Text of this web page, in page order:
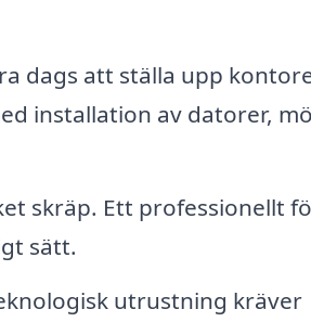
dags att ställa upp
installation av datorer,
skräp. Ett professionellt
sätt.
utrustning kräver